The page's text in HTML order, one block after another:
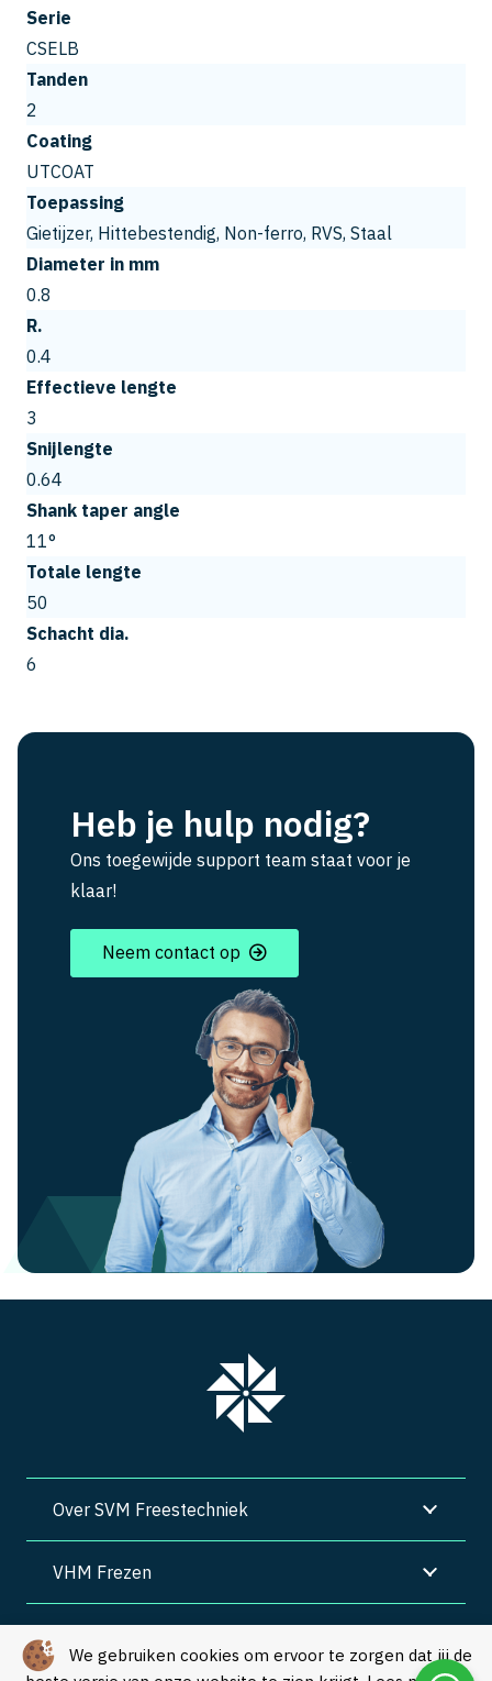
We gebruiken cookies om ervoor te zorgen dat jij de
Serie
CSELB
Tanden
2
Coating
UTCOAT
Toepassing
Gietijzer, Hittebestendig, Non-ferro, RVS, Staal
Diameter in mm
0.8
R.
0.4
Effectieve lengte
3
Snijlengte
0.64
Shank taper angle
11°
Totale lengte
50
Schacht dia.
6
Heb je hulp nodig?
Ons toegewijde support team staat voor je
klaar!
Neem contact op
Over SVM Freestechniek
VHM Frezen